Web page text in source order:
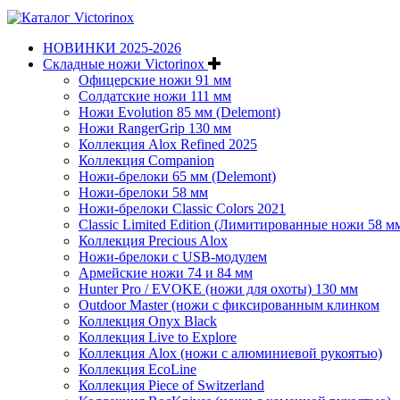
НОВИНКИ 2025-2026
Складные ножи Victorinox
Офицерские ножи 91 мм
Солдатские ножи 111 мм
Ножи Evolution 85 мм (Delemont)
Ножи RangerGrip 130 мм
Коллекция Alox Refined 2025
Коллекция Companion
Ножи-брелоки 65 мм (Delemont)
Ножи-брелоки 58 мм
Ножи-брелоки Classic Colors 2021
Classic Limited Edition (Лимитированные ножи 58
Коллекция Precious Alox
Ножи-брелоки с USB-модулем
Армейские ножи 74 и 84 мм
Hunter Pro / EVOKE (ножи для охоты) 130 мм
Outdoor Master (ножи с фиксированным клинком
Коллекция Onyx Black
Коллекция Live to Explore
Коллекция Alox (ножи с алюминиевой рукоятью)
Коллекция EcoLine
Коллекция Piece of Switzerland